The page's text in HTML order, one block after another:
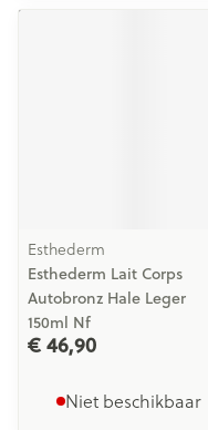
Esthederm
Esthederm Lait Corps
Autobronz Hale Leger
150ml Nf
€ 46,90
Niet beschikbaar